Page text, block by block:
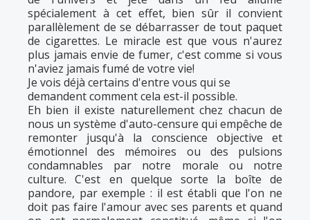
spécialement à cet effet, bien sûr il convient
parallèlement de se débarrasser de tout paquet
de cigarettes. Le miracle est que vous n'aurez
plus jamais envie de fumer, c'est comme si vous
n'aviez jamais fumé de votre vie!
Je vois déjà certains d'entre vous qui se
demandent comment cela est-il possible.
Eh bien il existe naturellement chez chacun de
nous un système d'auto-censure qui empêche de
remonter jusqu'à la conscience objective et
émotionnel des mémoires ou des pulsions
condamnables par notre morale ou notre
culture. C'est en quelque sorte la boîte de
pandore, par exemple : il est établi que l'on ne
doit pas faire l'amour avec ses parents et quand